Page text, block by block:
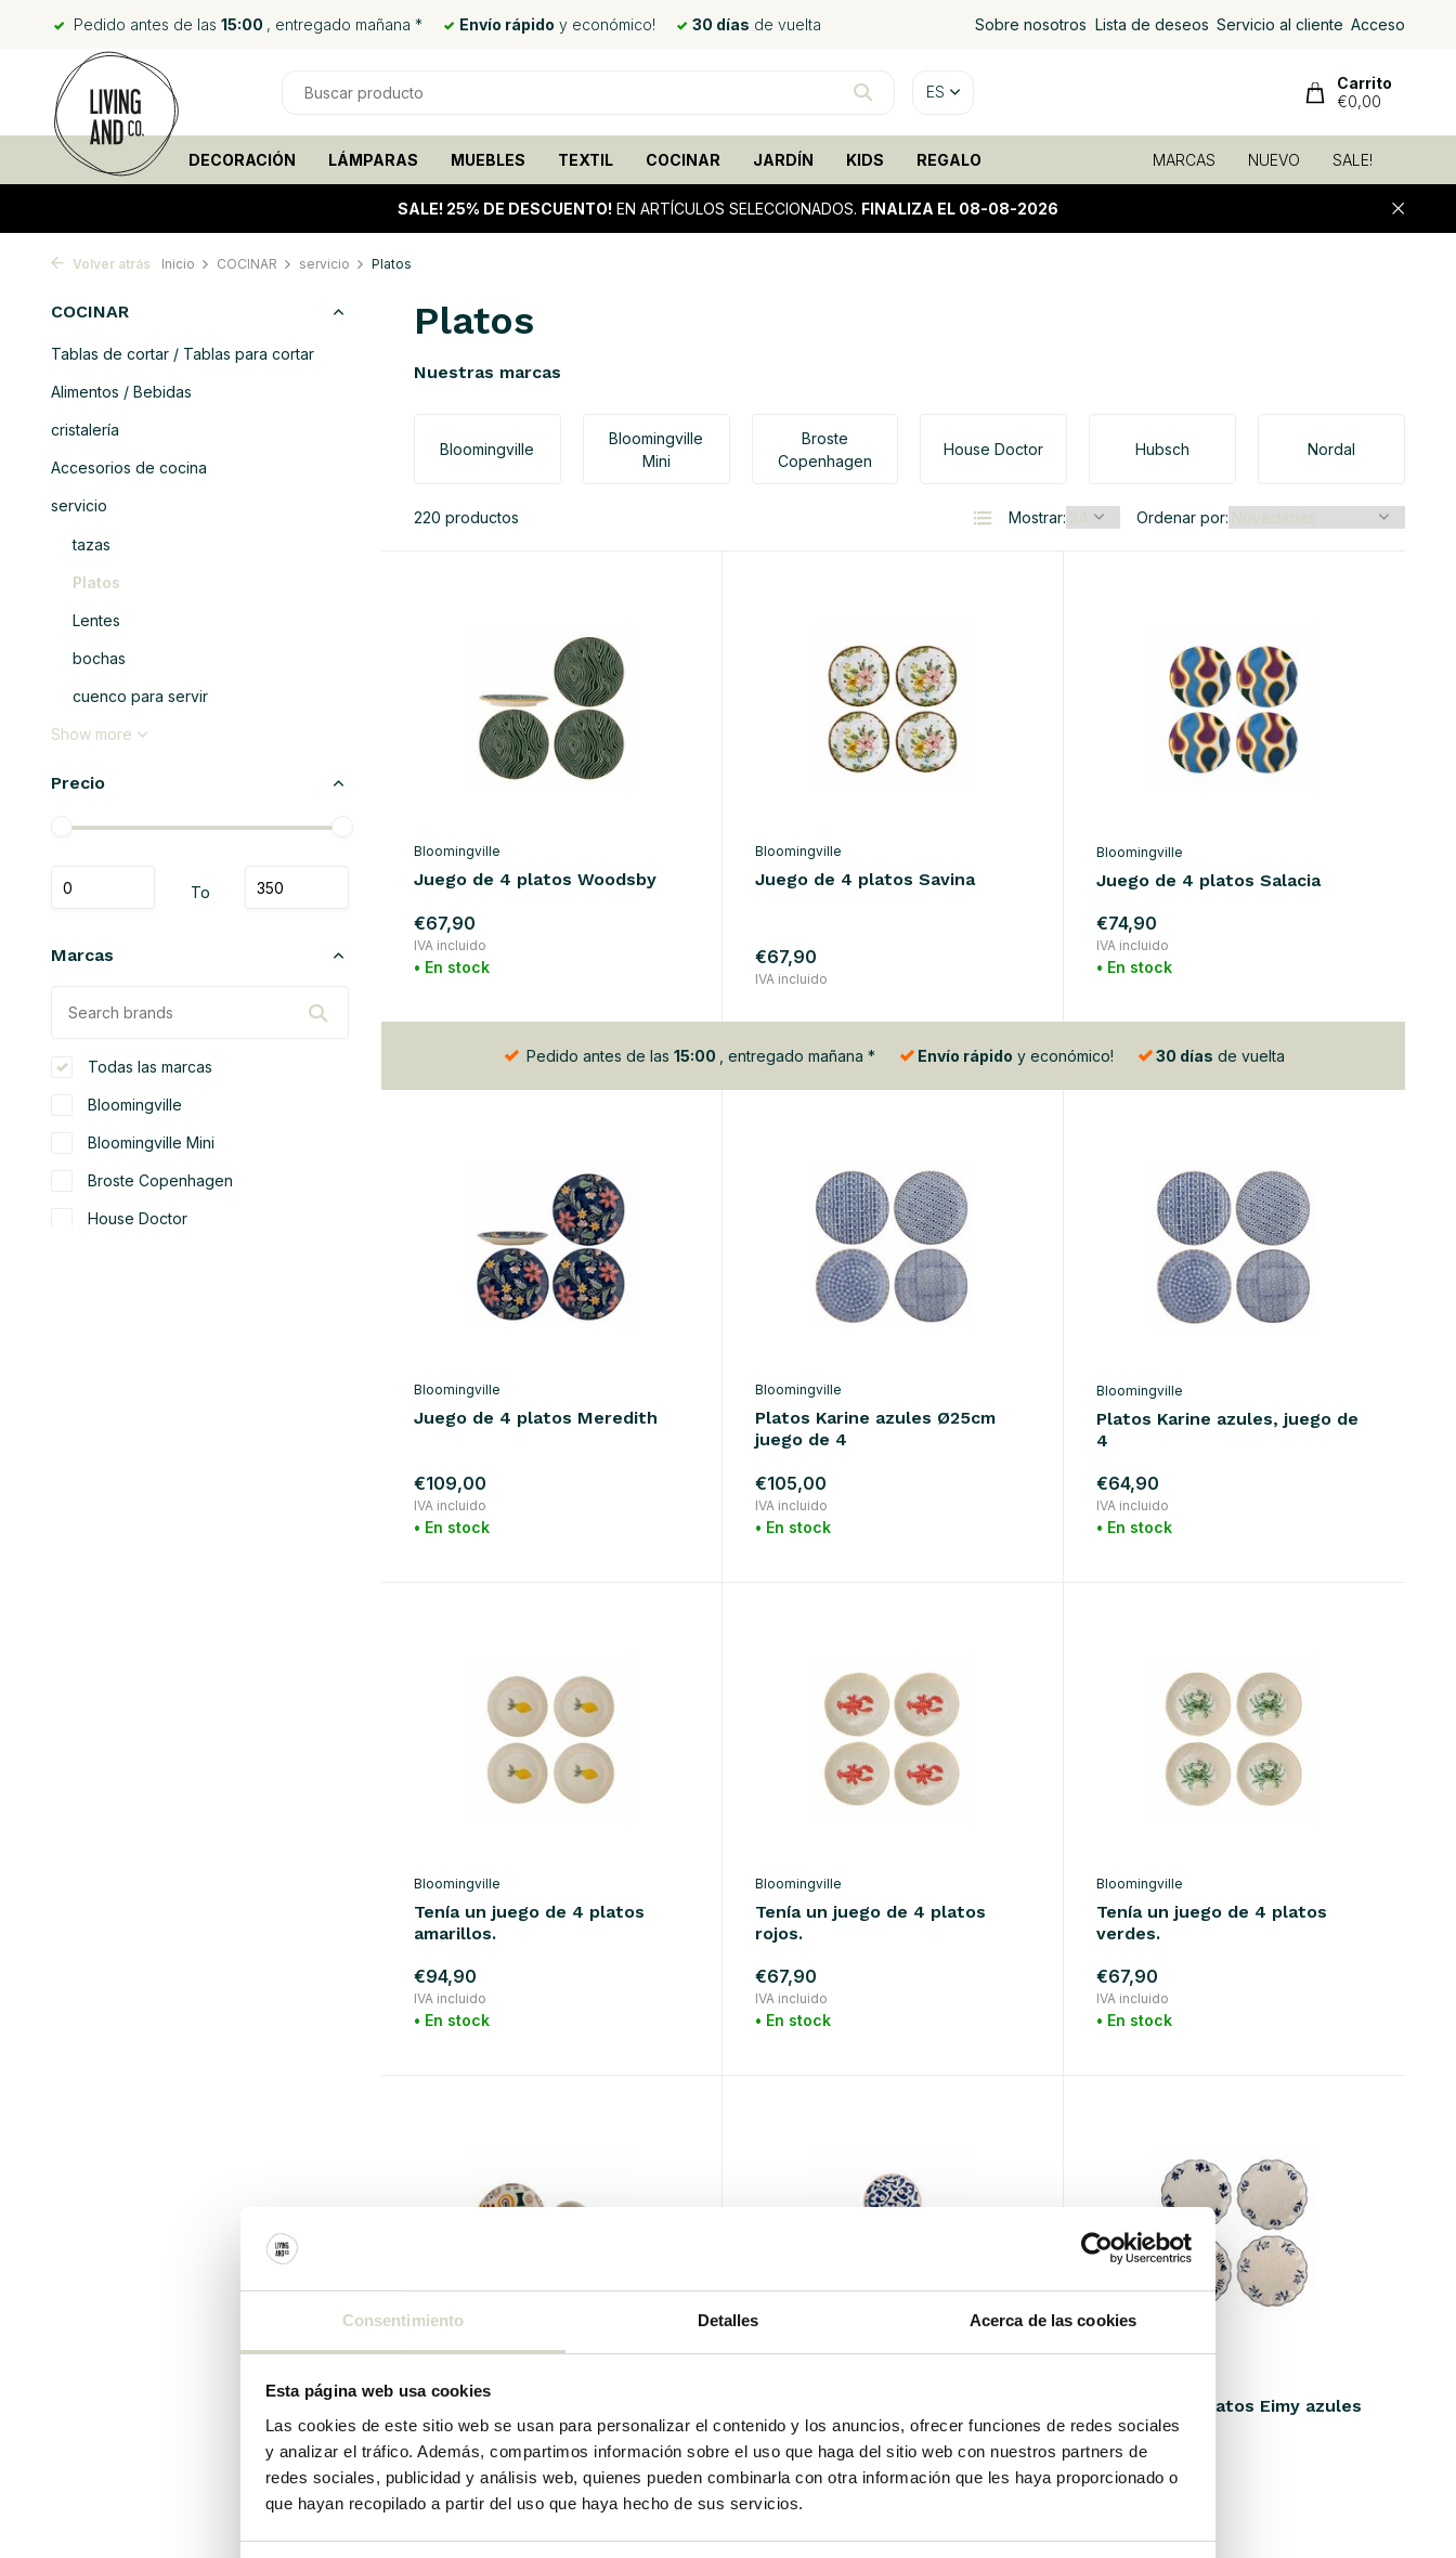
Consentimiento Detalles Acerca de las cookies
Esta página web usa cookies
Las cookies de este sitio web se usan para personalizar el contenido y los anuncios, ofrecer funciones de redes sociales
y analizar el tráfico. Además, compartimos información sobre el uso que haga del sitio web con nuestros partners de
redes sociales, publicidad y análisis web, quienes pueden combinarla con otra información que les haya proporcionado o
que hayan recopilado a partir del uso que haya hecho de sus servicios.
Pedido antes de las 15:00 , entregado mañana * Envío rápido y económico! 30 días de vuelta Sobre nosotros Lista de deseos Servicio al cliente Acceso
ES
Carrito
€0,00
DECORACIÓN LÁMPARAS MUEBLES TEXTIL COCINAR JARDÍN KIDS REGALO MARCAS NUEVO SALE!
SALE! 25% DE DESCUENTO! EN ARTÍCULOS SELECCIONADOS. FINALIZA EL 08-08-2026
Volver atrás Inicio COCINAR servicio Platos
COCINAR
Tablas de cortar / Tablas para cortar
Alimentos / Bebidas
cristalería
Accesorios de cocina
servicio
tazas
Platos
Lentes
bochas
cuenco para servir
Show more
Precio
To
Marcas
Todas las marcas
Bloomingville
Bloomingville Mini
Broste Copenhagen
House Doctor
Platos
Nuestras marcas
Bloomingville
Bloomingville
Mini
Broste
Copenhagen
House Doctor Hubsch Nordal
220 productos Mostrar: Ordenar por:
Bloomingville
Juego de 4 platos Woodsby
€67,90
IVA incluido
• En stock
Bloomingville
Juego de 4 platos Savina
€67,90
IVA incluido
Bloomingville
Juego de 4 platos Salacia
€74,90
IVA incluido
• En stock
Pedido antes de las 15:00 , entregado mañana * Envío rápido y económico! 30 días de vuelta
Bloomingville
Juego de 4 platos Meredith
€109,00
IVA incluido
• En stock
Bloomingville
Platos Karine azules Ø25cm
juego de 4
€105,00
IVA incluido
• En stock
Bloomingville
Platos Karine azules, juego de
4
€64,90
IVA incluido
• En stock
Bloomingville
Tenía un juego de 4 platos
amarillos.
€94,90
IVA incluido
• En stock
Bloomingville
Tenía un juego de 4 platos
rojos.
€67,90
IVA incluido
• En stock
Bloomingville
Tenía un juego de 4 platos
verdes.
€67,90
IVA incluido
• En stock
cuencos pequeños de Filur.
€57,90
IVA incluido
• En stock €64,90
Juego de 4 platos Eimy azules